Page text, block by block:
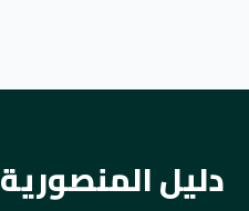
دليل المنصورية